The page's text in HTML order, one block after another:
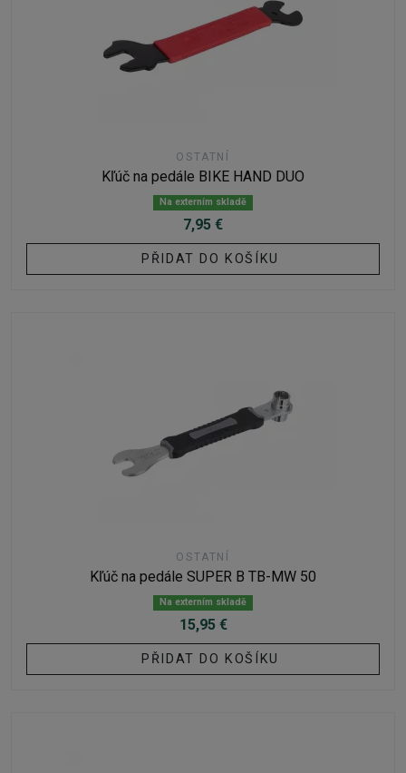
OSTATNÍ
Kľúč na pedále BIKE HAND DUO
Na externím skladě
7,95 €
PŘIDAT DO KOŠÍKU
OSTATNÍ
Kľúč na pedále SUPER B TB-MW 50
Na externím skladě
15,95 €
PŘIDAT DO KOŠÍKU